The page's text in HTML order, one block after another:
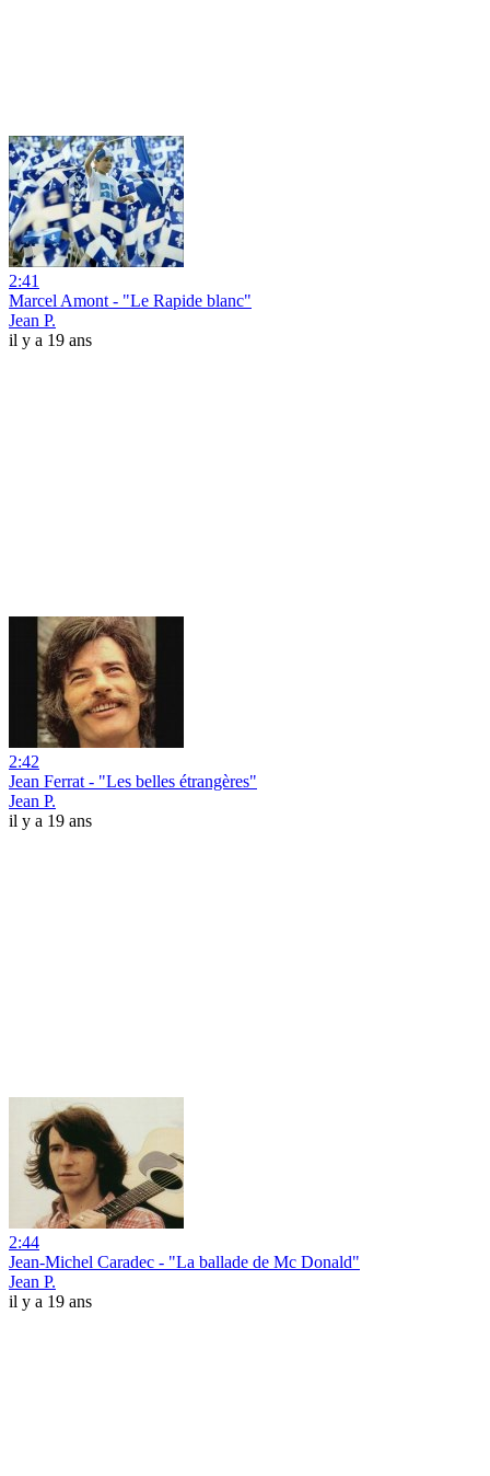
2:41
Marcel Amont - "Le Rapide blanc"
Jean P.
il y a 19 ans
2:42
Jean Ferrat - "Les belles étrangères"
Jean P.
il y a 19 ans
2:44
Jean-Michel Caradec - "La ballade de Mc Donald"
Jean P.
il y a 19 ans